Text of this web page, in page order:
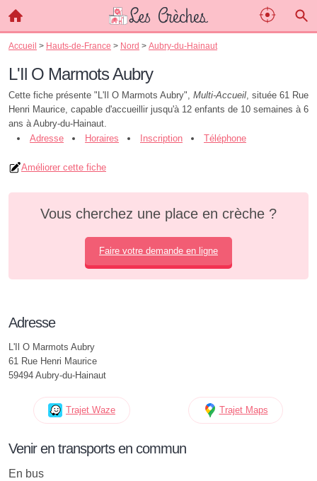
Accueil > Hauts-de-France > Nord > Aubry-du-Hainaut
L'Il O Marmots Aubry
Cette fiche présente "L'Il O Marmots Aubry", Multi-Accueil, située 61 Rue
Henri Maurice, capable d'accueillir jusqu'à 12 enfants de 10 semaines à 6
ans à Aubry-du-Hainaut.
Adresse
Horaires Inscription Téléphone
Améliorer cette fiche
Vous cherchez une place en crèche ?
Faire votre demande en ligne
Adresse
L'Il O Marmots Aubry
61 Rue Henri Maurice
59494 Aubry-du-Hainaut
Trajet Waze Trajet Maps
Venir en transports en commun
En bus